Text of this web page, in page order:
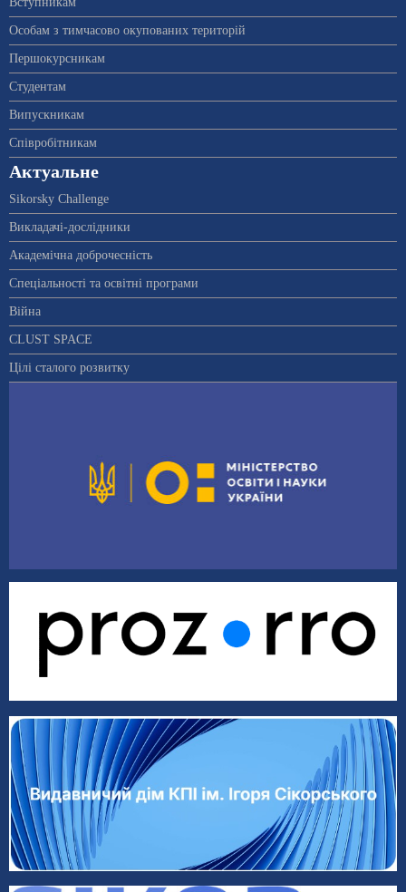
Особам з тимчасово окупованих територій
Першокурсникам
Студентам
Випускникам
Співробітникам
Актуальне
Sikorsky Challenge
Викладачі-дослідники
Академічна доброчесність
Спеціальності та освітні програми
Війна
CLUST SPACE
Цілі сталого розвитку